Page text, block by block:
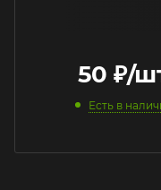
50 ₽/
Есть в